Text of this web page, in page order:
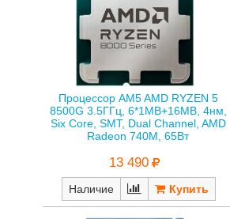
Процессор AM5 AMD RYZEN 5
8500G 3.5ГГц, 6*1MB+16MB, 4нм,
Six Core, SMT, Dual Channel, AMD
Radeon 740M, 65Вт
13 490
Наличие